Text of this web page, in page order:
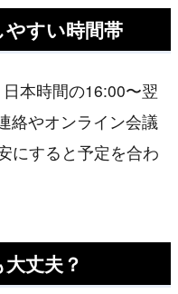
すい時間帯
本時間の16:00〜翌
絡やオンライン会議
にすると予定を合わ
丈夫？